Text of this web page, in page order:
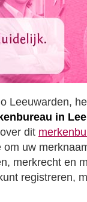
Leeuwarden,
in
dit
uw
merkrecht en
registreren,